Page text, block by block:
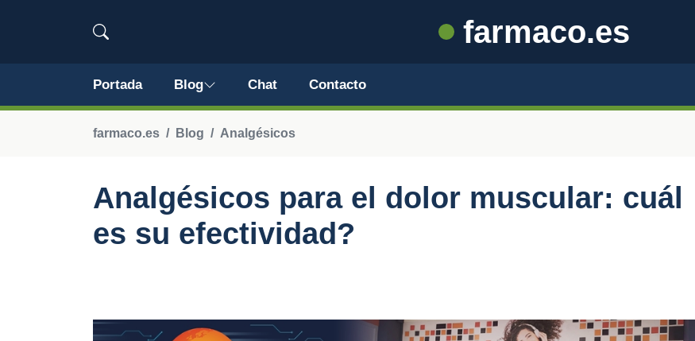
farmaco.es
Portada Blog Chat Contacto
farmaco.es Blog Analgésicos
Analgésicos para el dolor muscular: cuál
es su efectividad?